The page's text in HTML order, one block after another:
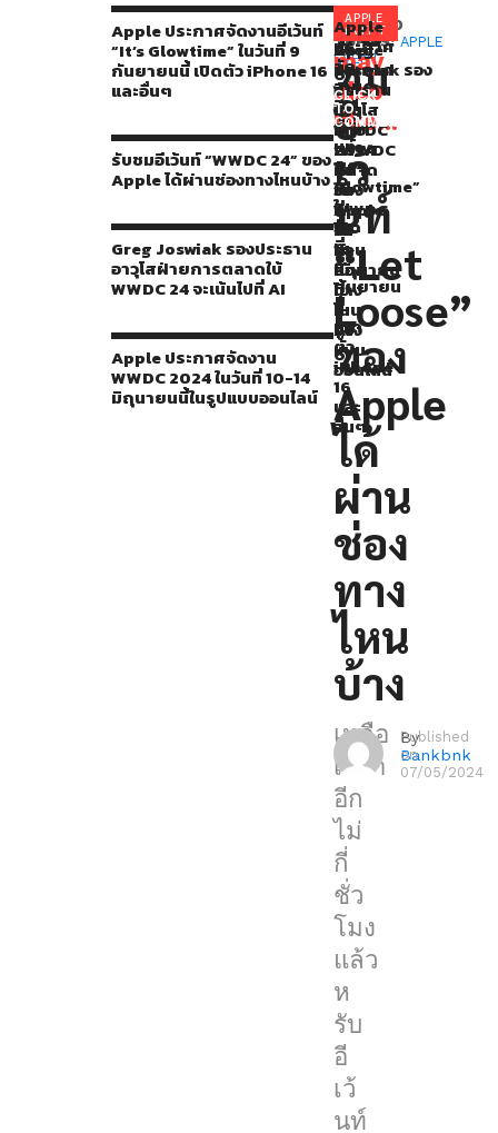
Apple ประกาศจัดงานอีเว้นท์
“It’s Glowtime” ในวันที่ 9
กันยายนนี้ เปิดตัว iPhone 16
และอื่นๆ
รับชมอีเว้นท์ “WWDC 24” ของ
Apple ได้ผ่านช่องทางไหนบ้าง
Greg Joswiak รองประธาน
อาวุโสฝ่ายการตลาดใบ้
WWDC 24 จะเน้นไปที่ AI
Apple ประกาศจัดงาน
WWDC 2024 ในวันที่ 10-14
มิถุนายนนี้ในรูปแบบออนไลน์
APPLE
EVENT
รับ
ชม
อี
เว้
นท์
“Let
Loose”
ของ
Apple
ได้
ผ่าน
ช่อง
ทาง
ไหน
บ้าง
เหลือ
เวลา
อีก
ไม่
กี่
ชั่ว
โมง
แล้ว
ห
รับ
อี
เว้
นท์
By
Bankbnk
Published
on
07/05/2024
เหลือ
เวลา
อีก
ไม่
กี่
ชั่ว
โมง
แล้ว
ห
รับ
อี
เว้
นท์
“Let
Loose”
ที่
จะ
จัด
ขึ้น
วัน
นี้
เวลา
21.00
น.
ใน
บ้าน
เรา
โดย
ใน
งาน
คาด
ว่า
จะ
มี
You
may
also
like...
Apple
ประกาศ
จัด
งาน
อี
เว้
นท์
“It’s
Glowtime”
ใน
วัน
ที่
9
กันยายน
นี้
เปิด
ตัว
iPhone
16
และ
อื่นๆ
รับ
ชม
อี
เว้
นท์
“WWDC
24”
ของ
Apple
ได้
ผ่าน
ช่อง
ทาง
ไหน
บ้าง
Greg
Joswiak รอง
ประธาน
อาวุโส
ฝ่าย
การ
ตลาด
ใบ้
WWDC
24
จะ
เน้น
ไป
ที่
AI
Apple
ประกาศ
จัด
งาน
WWDC
2024
ใน
วัน
ที่
10-
14
มิถุนายน
นี้
ใน
รูป
แบบ
ออนไลน์
RELATED
TOPICS: APPLE
EVENT
CLICK
TO
COMMENT